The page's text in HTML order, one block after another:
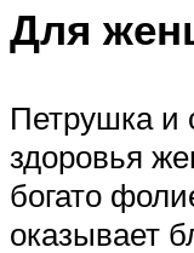
Для
Петрушка и
здоровья
богато
оказывает